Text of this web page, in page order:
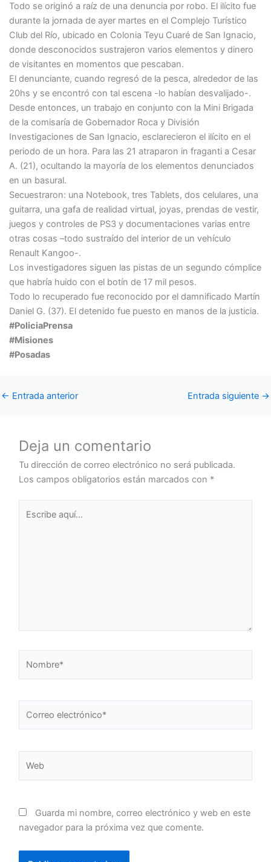
Todo se originó a raíz de una denuncia por robo. El ilícito fue
durante la jornada de ayer martes en el Complejo Turístico
Club del Río, ubicado en Colonia Teyu Cuaré de San Ignacio,
donde desconocidos sustrajeron varios elementos y dinero
de visitantes en momentos que pescaban.
El denunciante, cuando regresó de la pesca, alrededor de las
20hs y se encontró con tal escena -lo habían desvalijado-.
Desde entonces, un trabajo en conjunto con la Mini Brigada
de la comisaría de Gobernador Roca y División
Investigaciones de San Ignacio, esclarecieron el ilícito en el
periodo de un hora. Para las 21 atraparon in fraganti a Cesar
A. (21), ocultando la mayoría de los elementos denunciados
en un basural.
Secuestraron: una Notebook, tres Tablets, dos celulares, una
guitarra, una gafa de realidad virtual, joyas, prendas de vestir,
juegos y controles de PS3 y documentaciones varias entre
otras cosas –todo sustraído del interior de un vehículo
Renault Kangoo-.
Los investigadores siguen las pistas de un segundo cómplice
que habría huido con el botín de 17 mil pesos.
Todo lo recuperado fue reconocido por el damnificado Martín
Daniel G. (37). El detenido fue puesto en manos de la justicia.
#PoliciaPrensa
#Misiones
#Posadas
← Entrada anterior Entrada siguiente →
Deja un comentario
Tu dirección de correo electrónico no será publicada.
Los campos obligatorios están marcados con *
aquí...
electrónico*
Guarda mi nombre, correo electrónico y web en este
navegador para la próxima vez que comente.